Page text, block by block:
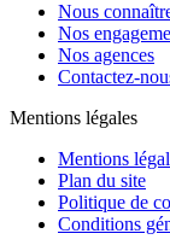
Nous
Nos
Nos agences
Contactez-
Mentions légales
Mentions
Plan du site
Politique de
Conditions